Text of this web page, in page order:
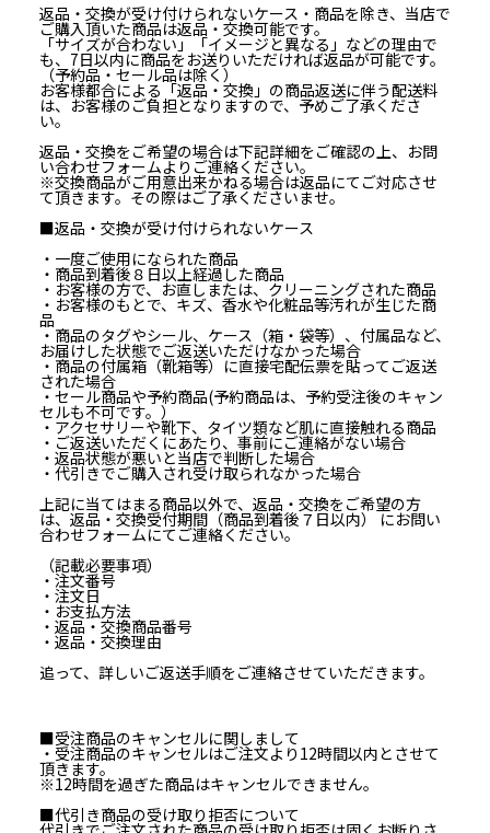
返品・交換が受け付けられないケース・商品を除き、当店で
ご購入頂いた商品は返品・交換可能です。
「サイズが合わない」「イメージと異なる」などの理由で
も、7日以内に商品をお送りいただければ返品が可能です。
（予約品・セール品は除く）
お客様都合による「返品・交換」の商品返送に伴う配送料
は、お客様のご負担となりますので、予めご了承くださ
い。
返品・交換をご希望の場合は下記詳細をご確認の上、お問
い合わせフォームよりご連絡ください。
※交換商品がご用意出来かねる場合は返品にてご対応させ
て頂きます。その際はご了承くださいませ。
■返品・交換が受け付けられないケース
・一度ご使用になられた商品
・商品到着後８日以上経過した商品
・お客様の方で、お直しまたは、クリーニングされた商品
・お客様のもとで、キズ、香水や化粧品等汚れが生じた商
品
・商品のタグやシール、ケース（箱・袋等）、付属品など、
お届けした状態でご返送いただけなかった場合
・商品の付属箱（靴箱等）に直接宅配伝票を貼ってご返送
された場合
・セール商品や予約商品(予約商品は、予約受注後のキャン
セルも不可です。）
・アクセサリーや靴下、タイツ類など肌に直接触れる商品
・ご返送いただくにあたり、事前にご連絡がない場合
・返品状態が悪いと当店で判断した場合
・代引きでご購入され受け取られなかった場合
上記に当てはまる商品以外で、返品・交換をご希望の方
は、返品・交換受付期間（商品到着後７日以内） にお問い
合わせフォームにてご連絡ください。
（記載必要事項）
・注文番号
・注文日
・お支払方法
・返品・交換商品番号
・返品・交換理由
追って、詳しいご返送手順をご連絡させていただきます。
■受注商品のキャンセルに関しまして
・受注商品のキャンセルはご注文より12時間以内とさせて
頂きます。
※12時間を過ぎた商品はキャンセルできません。
■代引き商品の受け取り拒否について